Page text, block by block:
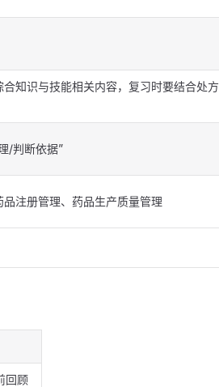
知识与技能相关内容，复习时要结合处方
/判断依据”
注册管理、药品生产质量管理
回顾